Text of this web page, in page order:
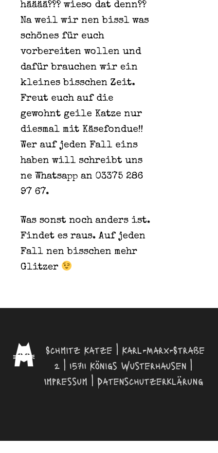
hääää??? wieso dat denn??
Na weil wir nen bissl was
schönes für euch
vorbereiten wollen und
dafür brauchen wir ein
kleines bisschen Zeit.
Freut euch auf die
gewohnt geile Katze nur
diesmal mit Käsefondue!!
Wer auf jeden Fall eins
haben will schreibt uns
ne Whatsapp an 03375 286
97 67.
Was sonst noch anders ist.
Findet es raus. Auf jeden
Fall nen bisschen mehr
Glitzer
Schmitz Katze | Karl-Marx-Straße
2 | 15711 Königs Wusterhausen |
Impressum | Datenschutzerklärung